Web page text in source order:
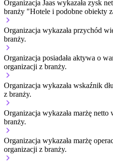
Organizacja Jaas wykazała zysk
branży "Hotele i podobne obiekty
Organizacja wykazała przychód
branży.
Organizacja posiadała aktywa o
organizacji z branży.
Organizacja wykazała wskaźnik
z branży.
Organizacja wykazała marżę
branży.
Organizacja wykazała marżę
organizacji z branży.